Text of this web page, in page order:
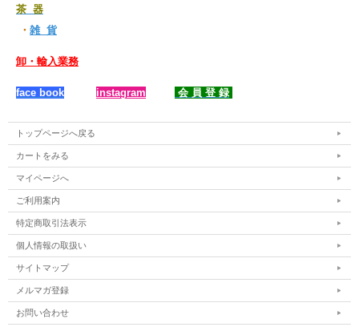
茶 器
・ 雑 貨
卸・輸入業務
face book instagram 会 員 登 録
トップページへ戻る
カートをみる
マイページへ
ご利用案内
特定商取引法表示
個人情報の取扱い
サイトマップ
メルマガ登録
お問い合わせ